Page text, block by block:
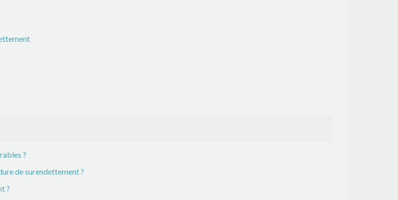
?
de surendettement ?
?